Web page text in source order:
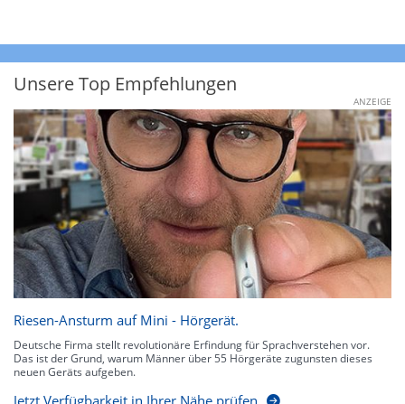
Unsere Top Empfehlungen
ANZEIGE
Riesen-Ansturm auf Mini - Hörgerät.
Deutsche Firma stellt revolutionäre Erfindung für Sprachverstehen vor.
Das ist der Grund, warum Männer über 55 Hörgeräte zugunsten dieses
neuen Geräts aufgeben.
Jetzt Verfügbarkeit in Ihrer Nähe prüfen